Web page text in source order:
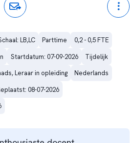
LB,LC Parttime
0,2 - 0,5 FTE
Startdatum: 07-09-2026
Tijdelijk
Leraar in opleiding
Nederlands
08-07-2026